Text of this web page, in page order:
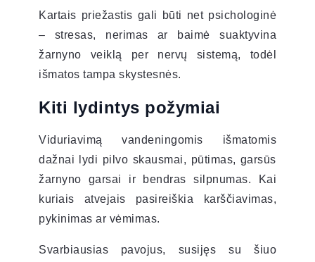
Kartais priežastis gali būti net psichologinė
– stresas, nerimas ar baimė suaktyvina
žarnyno veiklą per nervų sistemą, todėl
išmatos tampa skystesnės.
Kiti lydintys požymiai
Viduriavimą vandeningomis išmatomis
dažnai lydi pilvo skausmai, pūtimas, garsūs
žarnyno garsai ir bendras silpnumas. Kai
kuriais atvejais pasireiškia karščiavimas,
pykinimas ar vėmimas.
Svarbiausias pavojus, susijęs su šiuo